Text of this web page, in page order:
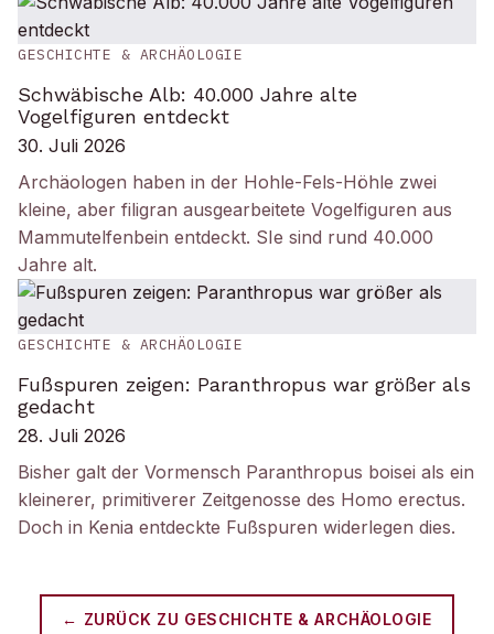
GESCHICHTE & ARCHÄOLOGIE
Schwäbische Alb: 40.000 Jahre alte
Vogelfiguren entdeckt
30. Juli 2026
Archäologen haben in der Hohle-Fels-Höhle zwei
kleine, aber filigran ausgearbeitete Vogelfiguren aus
Mammutelfenbein entdeckt. SIe sind rund 40.000
Jahre alt.
GESCHICHTE & ARCHÄOLOGIE
Fußspuren zeigen: Paranthropus war größer als
gedacht
28. Juli 2026
Bisher galt der Vormensch Paranthropus boisei als ein
kleinerer, primitiverer Zeitgenosse des Homo erectus.
Doch in Kenia entdeckte Fußspuren widerlegen dies.
← ZURÜCK ZU GESCHICHTE & ARCHÄOLOGIE